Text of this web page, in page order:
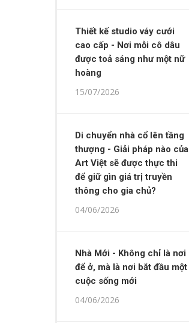
Thiết kế studio váy cưới
cao cấp - Nơi mỗi cô dâu
được toả sáng như một nữ
hoàng
15/07/2026
Di chuyển nhà cổ lên tầng
thượng - Giải pháp nào của
Art Việt sẽ được thực thi
để giữ gìn giá trị truyền
thông cho gia chủ?
04/06/2026
Nhà Mới - Không chỉ là nơi
để ở, mà là nơi bắt đầu một
cuộc sống mới
04/06/2026